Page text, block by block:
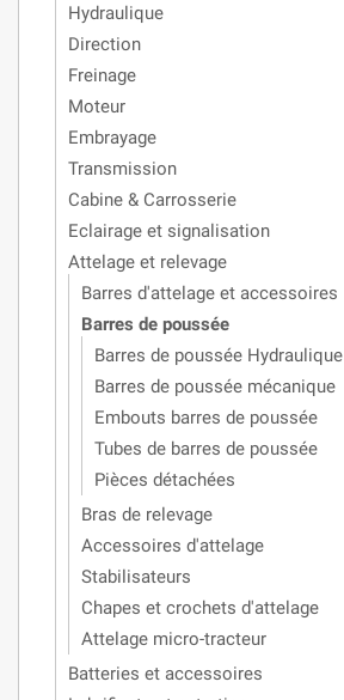
Hydraulique
Direction
Freinage
Moteur
Embrayage
Transmission
Cabine & Carrosserie
Eclairage et signalisation
Attelage et relevage
Barres d'attelage et accessoires
Barres de poussée
Barres de poussée Hydraulique
Barres de poussée mécanique
Embouts barres de poussée
Tubes de barres de poussée
Pièces détachées
Bras de relevage
Accessoires d'attelage
Stabilisateurs
Chapes et crochets d'attelage
Attelage micro-tracteur
Batteries et accessoires